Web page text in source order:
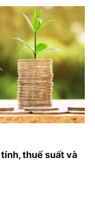
thuế suất và